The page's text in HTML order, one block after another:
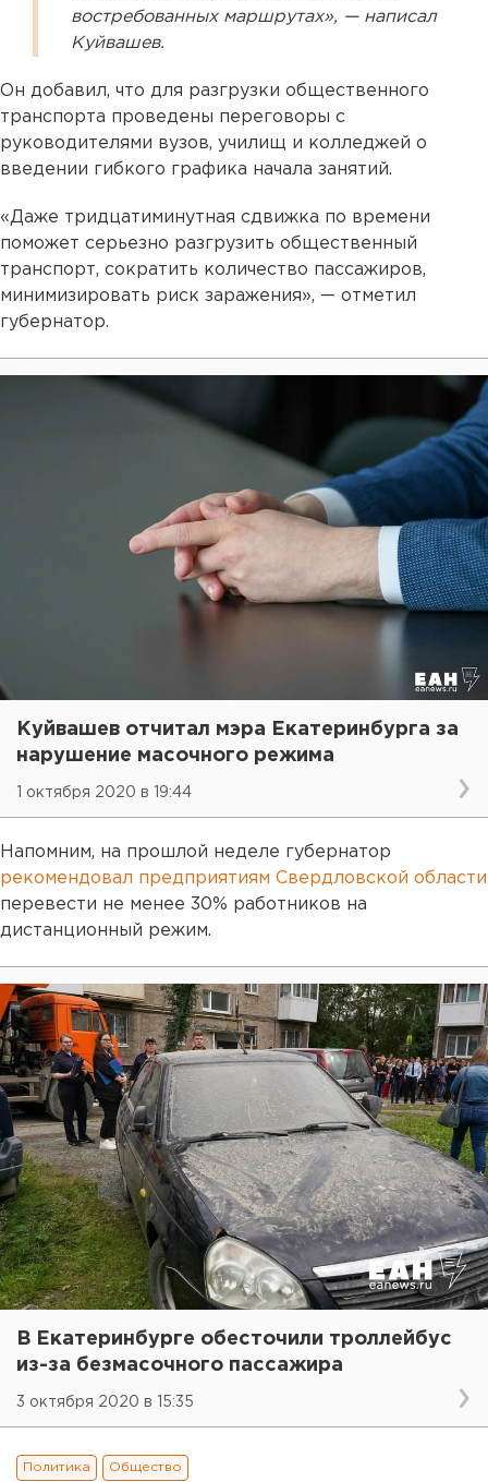
востребованных маршрутах», — написал
Куйвашев.
Он добавил, что для разгрузки общественного
транспорта проведены переговоры с
руководителями вузов, училищ и колледжей о
введении гибкого графика начала занятий.
«Даже тридцатиминутная сдвижка по времени
поможет серьезно разгрузить общественный
транспорт, сократить количество пассажиров,
минимизировать риск заражения», — отметил
губернатор.
Куйвашев отчитал мэра Екатеринбурга за
нарушение масочного режима
1 октября 2020 в 19:44
Напомним, на прошлой неделе губернатор
рекомендовал предприятиям Свердловской области
перевести не менее 30% работников на
дистанционный режим.
В Екатеринбурге обесточили троллейбус
из-за безмасочного пассажира
3 октября 2020 в 15:35
Политика Общество